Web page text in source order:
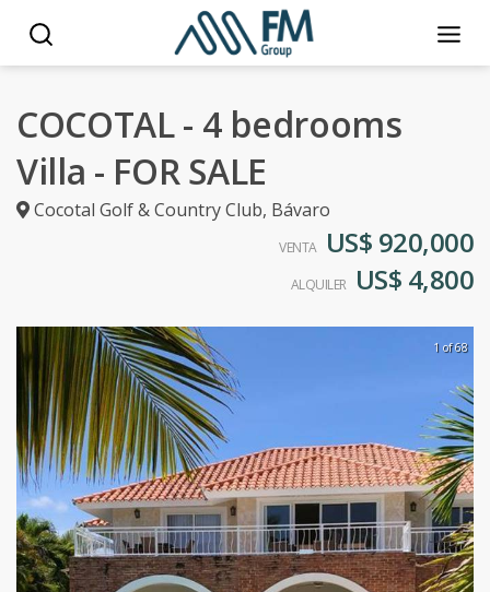
COCOTAL - 4 bedrooms
Villa - FOR SALE
Cocotal Golf & Country Club, Bávaro
VENTA US$ 920,000
ALQUILER US$ 4,800
1 of 68